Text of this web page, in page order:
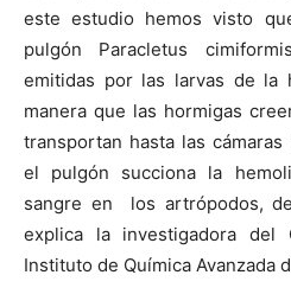
este estudio hemos visto
pulgón Paracletus
emitidas por las larvas de la
manera que las hormigas
transportan hasta las
el pulgón succiona la
sangre en los artrópodos,
explica la investigadora del
Instituto de Química Avanzada